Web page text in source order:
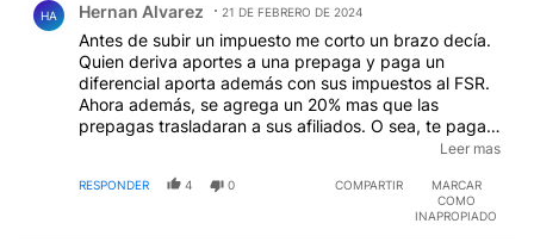
HA Hernan Alvarez 21 DE FEBRERO DE 2024
Antes de subir un impuesto me corto un brazo decía.
Quien deriva aportes a una prepaga y paga un
diferencial aporta además con sus impuestos al FSR.
Ahora además, se agrega un 20% mas que las
prepagas trasladaran a sus afiliados. O sea, te pagas
muchachos, tengo la libertad de abandonar la
prepaga cuando quiera. Nos vemos en los corsos.
Leer mas
RESPONDER 4 0 COMPARTIR
MARCAR
COMO
INAPROPIADO